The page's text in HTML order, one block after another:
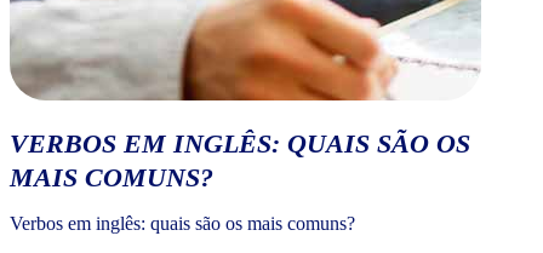
VERBOS EM INGLÊS: QUAIS SÃO OS
MAIS COMUNS?
Verbos em inglês: quais são os mais comuns?